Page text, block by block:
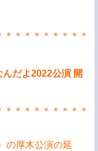
＊＊＊＊＊＊＊＊
だよ2022公演 開
＊＊＊＊＊＊＊＊
の厚木公演の延